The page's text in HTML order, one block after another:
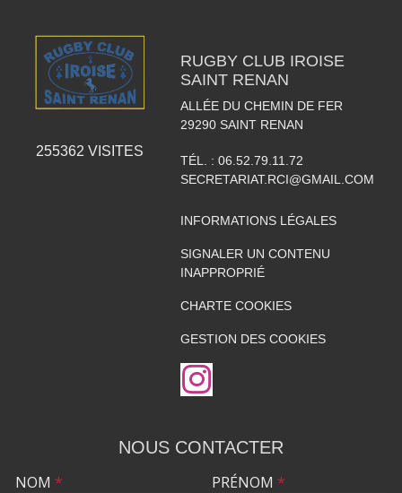
255362 VISITES
RUGBY CLUB IROISE
SAINT RENAN
ALLÉE DU CHEMIN DE FER
29290 SAINT RENAN
TÉL. : 06.52.79.11.72
SECRETARIAT.RCI@GMAIL.COM
INFORMATIONS LÉGALES
SIGNALER UN CONTENU
INAPPROPRIÉ
CHARTE COOKIES
GESTION DES COOKIES
NOUS CONTACTER
NOM * PRÉNOM *